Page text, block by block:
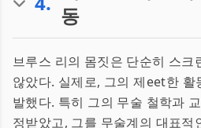
동
브루스 리의 몸짓은 단순히 스크
않았다. 실제로, 그의 제eet한
발했다. 특히 그의 무술 철학과
정받았고, 그를 무술계의 대표적